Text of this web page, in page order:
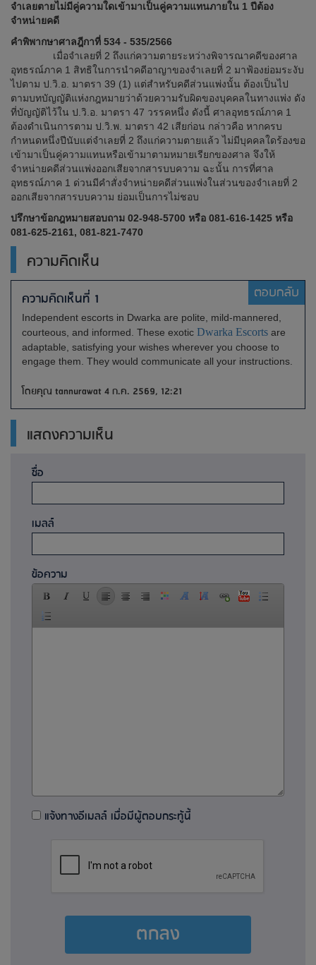
จำเลยตายไม่มีคู่ความใดเข้ามาเป็นคู่ความแทนภายใน 1 ปีต้อง
จำหน่ายคดี​
คำพิพากษาศาลฎีกาที่ 534 - 535/2566
เมื่อจำเลยที่ 2 ถึงแก่ความตายระหว่างพิจารณาคดีของศาล
อุทธรณ์ภาค 1 สิทธิในการนำคดีอาญาของจำเลยที่ 2 มาฟ้องย่อมระงับ
ไปตาม ป.วิ.อ. มาตรา 39 (1) แต่สำหรับคดีส่วนแพ่งนั้น ต้องเป็นไป
ตามบทบัญญัติแห่งกฎหมายว่าด้วยความรับผิดของบุคคลในทางแพ่ง ดัง
ที่บัญญัติไว้ใน ป.วิ.อ. มาตรา 47 วรรคหนึ่ง ดังนี้ ศาลอุทธรณ์ภาค 1
ต้องดำเนินการตาม ป.วิ.พ. มาตรา 42 เสียก่อน กล่าวคือ หากครบ
กำหนดหนึ่งปีนับแต่จำเลยที่ 2 ถึงแก่ความตายแล้ว ไม่มีบุคคลใดร้องขอ
เข้ามาเป็นคู่ความแทนหรือเข้ามาตามหมายเรียกของศาล จึงให้
จำหน่ายคดีส่วนแพ่งออกเสียจากสารบบความ ฉะนั้น การที่ศาล
อุทธรณ์ภาค 1 ด่วนมีคำสั่งจำหน่ายคดีส่วนแพ่งในส่วนของจำเลยที่ 2
ออกเสียจากสารบบความ ย่อมเป็นการไม่ชอบ
ปรึกษาข้อกฎหมายสอบถาม 02-948-5700 หรือ 081-616-1425 หรือ
081-625-2161, 081-821-7470
ความคิดเห็น
ความคิดเห็นที่ 1 ตอบกลับ
Independent escorts in Dwarka are polite, mild-mannered,
courteous, and informed. These exotic Dwarka Escorts are
adaptable, satisfying your wishes wherever you choose to
engage them. They would communicate all your instructions.
โดยคุณ tannurawat 4 ก.ค. 2569, 12:21
แสดงความเห็น
ชื่อ
เมลล์
ข้อความ
แจ้งทางอีเมลล์ เมื่อมีผู้ตอบกระทู้นี้
ตกลง